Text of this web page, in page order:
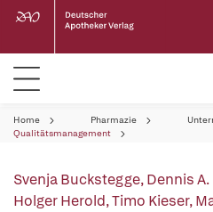
Home Pharmazie
Qualitätsmanagement
Svenja Buckstegge,Dennis
Holger Herold,Timo Kieser,